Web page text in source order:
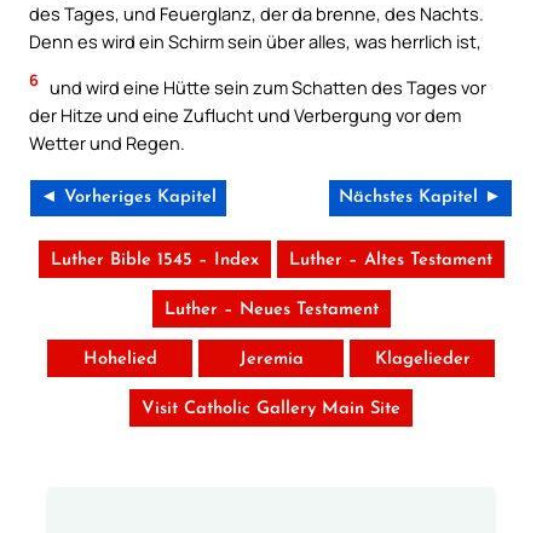
des Tages, und Feuerglanz, der da brenne, des Nachts.
Denn es wird ein Schirm sein über alles, was herrlich ist,
6 und wird eine Hütte sein zum Schatten des Tages vor
der Hitze und eine Zuflucht und Verbergung vor dem
Wetter und Regen.
◄ Vorheriges Kapitel Nächstes Kapitel ►
Luther Bible 1545 – Index Luther – Altes Testament
Luther – Neues Testament
Hohelied Jeremia Klagelieder
Visit Catholic Gallery Main Site